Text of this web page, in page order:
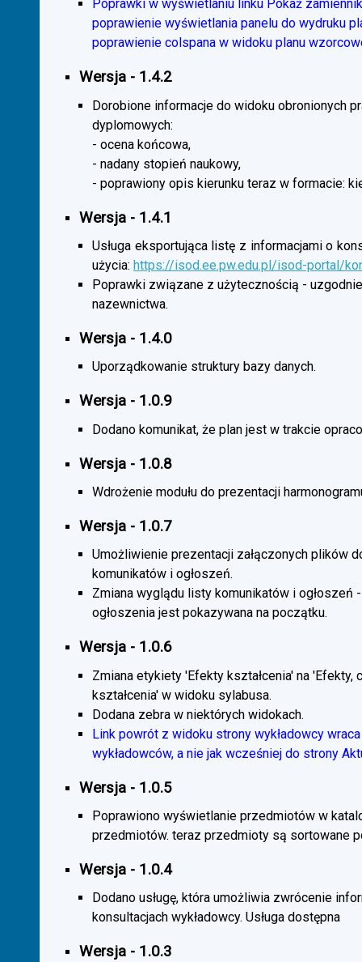
Poprawki w wyświetlaniu linku Pokaż
poprawienie wyświetlania panelu do wydruku
poprawienie colspana w widoku planu
Wersja - 1.4.2
Dorobione informacje do widoku obronionych
dyplomowych:
- ocena końcowa,
- nadany stopień naukowy,
- poprawiony opis kierunku teraz w formacie:
Wersja - 1.4.1
Usługa eksportująca listę z informacjami o
użycia: https://isod.ee.pw.edu.pl/isod-portal/
Poprawki związane z użytecznością -
nazewnictwa.
Wersja - 1.4.0
Uporządkowanie struktury bazy danych.
Wersja - 1.0.9
Dodano komunikat, że plan jest w trakcie
Wersja - 1.0.8
Wdrożenie modułu do prezentacji
Wersja - 1.0.7
Umożliwienie prezentacji załączonych plików
komunikatów i ogłoszeń.
Zmiana wyglądu listy komunikatów i ogłoszeń
ogłoszenia jest pokazywana na początku.
Wersja - 1.0.6
Zmiana etykiety 'Efekty kształcenia' na 'Efekty,
kształcenia' w widoku sylabusa.
Dodana zebra w niektórych widokach.
Link powrót z widoku strony wykładowcy
wykładowców, a nie jak wcześniej do strony
Wersja - 1.0.5
Poprawiono wyświetlanie przedmiotów w
przedmiotów. teraz przedmioty są sortowane
Wersja - 1.0.4
Dodano usługę, która umożliwia zwrócenie
konsultacjach wykładowcy. Usługa dostępna
Wersja - 1.0.3